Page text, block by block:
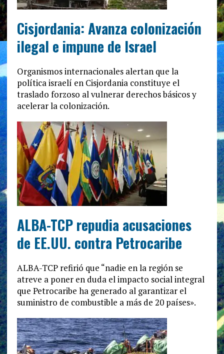
Cisjordania: Avanza colonización
ilegal e impune de Israel
Organismos internacionales alertan que la
política israelí en Cisjordania constituye el
traslado forzoso al vulnerar derechos básicos y
acelerar la colonización.
ALBA-TCP repudia acusaciones
de EE.UU. contra Petrocaribe
ALBA-TCP refirió que “nadie en la región se
atreve a poner en duda el impacto social integral
que Petrocaribe ha generado al garantizar el
suministro de combustible a más de 20 países».